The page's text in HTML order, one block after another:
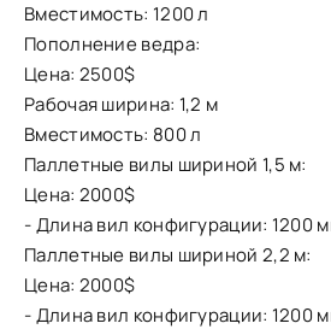
Вместимость: 1200 л
Пополнение ведра:
Цена: 2500$
Рабочая ширина: 1,2 м
Вместимость: 800 л
Паллетные вилы шириной 1,5 м:
Цена: 2000$
- Длина вил конфигурации: 1200
Паллетные вилы шириной 2,2 м:
Цена: 2000$
- Длина вил конфигурации: 1200